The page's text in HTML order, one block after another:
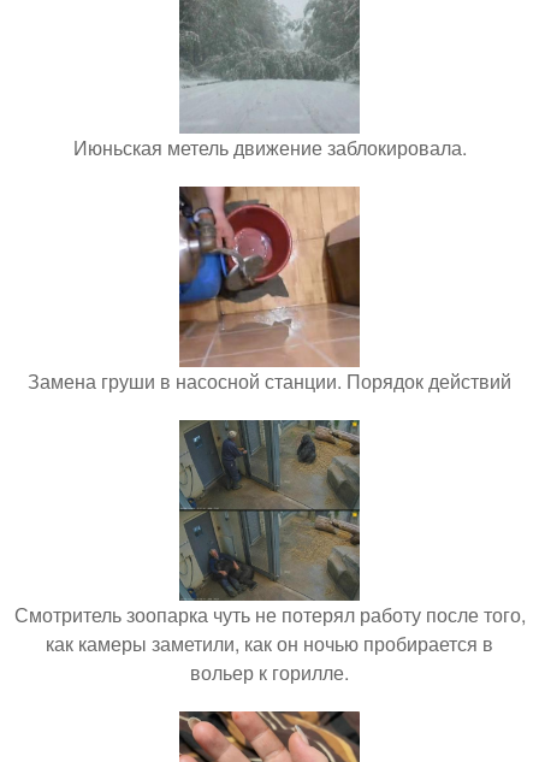
Июньская метель движение заблокировала.
Замена груши в насосной станции. Порядок действий
Смотритель зоопарка чуть не потерял работу после того,
как камеры заметили, как он ночью пробирается в
вольер к горилле.